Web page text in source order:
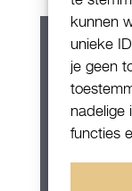
kunnen
unieke
je geen
nadelige
functies